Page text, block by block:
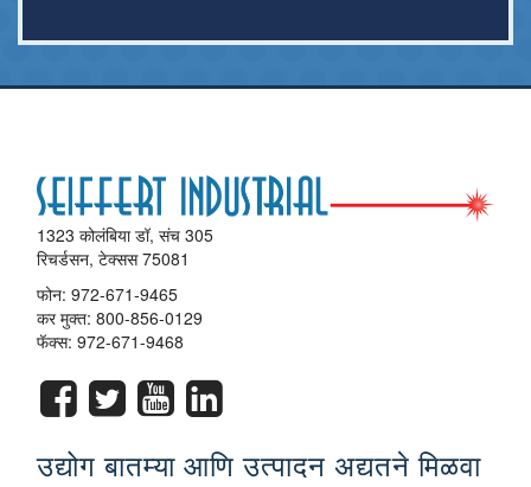
1323 कोलंबिया डॉ, संच 305
रिचर्डसन, टेक्सस 75081
फोन: 972-671-9465
कर मुक्त: 800-856-0129
फॅक्स: 972-671-9468
उद्योग बातम्या आणि उत्पादन अद्यतने मिळवा